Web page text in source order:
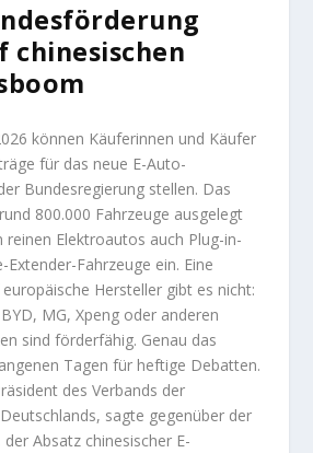
können Käuferinnen und Käufer
für das neue E-Auto-
Bundesregierung stellen. Das
800.000 Fahrzeuge ausgelegt
reinen Elektroautos auch Plug-in-
Extender-Fahrzeuge ein. Eine
Hersteller gibt es nicht:
MG, Xpeng oder anderen
sind förderfähig. Genau das
Tagen für heftige Debatten.
des Verbands der
sagte gegenüber der
Absatz chinesischer E-